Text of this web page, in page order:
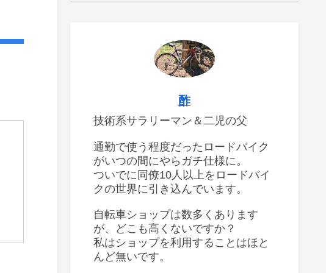
酢
技術系サラリーマン＆二児の父
通勤で使う程度だったロードバイク
がいつの間にやらガチ仕様に。
ついでに同僚10人以上をロードバイ
クの世界に引き込んでいます。
自転車ショップは数多くあります
が、どこも高くないですか？
私はショップを利用することはほと
んど無いです。